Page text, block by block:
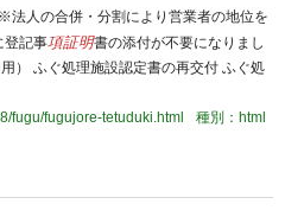
法人の合併・分割により営業者の地位を
登記事項証明書の添付が不要になりまし
） ふぐ処理施設認定書の再交付 ふぐ処
fugu/fugujore-tetuduki.html
種別：html